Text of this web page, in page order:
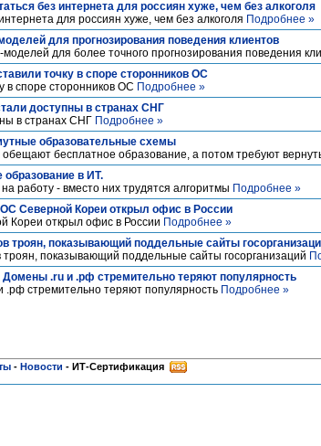
без интернета для россиян хуже, чем без алкоголя
для россиян хуже, чем без алкоголя Подробнее »
для прогнозирования поведения клиентов
для более точного прогнозирования поведения
точку в споре сторонников ОС
в споре сторонников ОС Подробнее »
доступны в странах СНГ
в странах СНГ Подробнее »
образовательные схемы
бесплатное образование, а потом требуют
в ИТ.
работу - вместо них трудятся алгоритмы Подробнее »
ОС Северной Кореи открыл офис в России
Кореи открыл офис в России Подробнее »
троян, показывающий поддельные сайты
показывающий поддельные сайты госорганизаций
Домены .ru и .рф стремительно теряют популярность
.рф стремительно теряют популярность Подробнее »
- Новости - ИТ-Сертификация